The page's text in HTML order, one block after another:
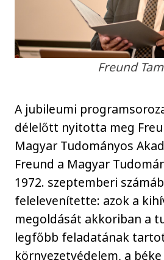
Freund
A jubileumi
délelőtt nyitotta meg
Magyar Tudományos
Freund a Magyar
1972. szeptemberi
felelevenítette: azok a
megoldását akkoriban a
legfőbb feladatának
környezetvédelem, a